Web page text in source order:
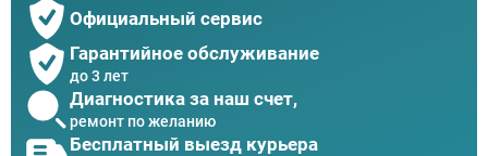
Официальный сервис
Гарантийное обслуживание
до 3 лет
Диагностика за наш счет,
ремонт по желанию
Бесплатный выезд курьера